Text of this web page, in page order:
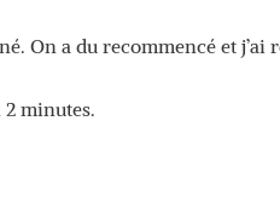
On a du recommencé et j’ai
2 minutes.